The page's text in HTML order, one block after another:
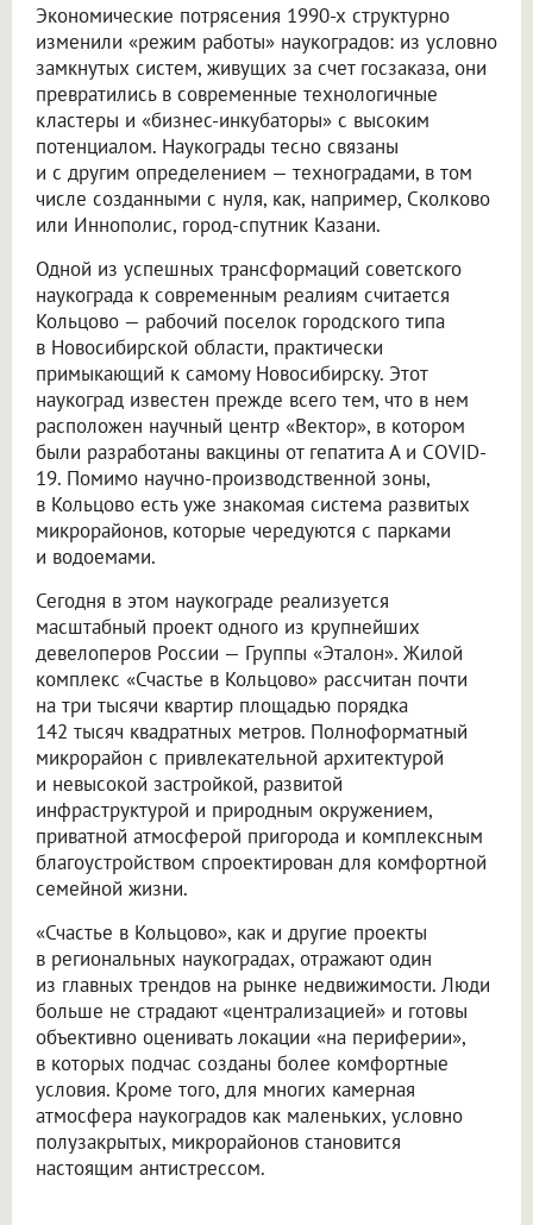
Экономические потрясения 1990-х структурно
изменили «режим работы» наукоградов: из условно
замкнутых систем, живущих за счет госзаказа, они
превратились в современные технологичные
кластеры и «бизнес-инкубаторы» с высоким
потенциалом. Наукограды тесно связаны
и с другим определением — техноградами, в том
числе созданными с нуля, как, например, Сколково
или Иннополис, город-спутник Казани.
Одной из успешных трансформаций советского
наукограда к современным реалиям считается
Кольцово — рабочий поселок городского типа
в Новосибирской области, практически
примыкающий к самому Новосибирску. Этот
наукоград известен прежде всего тем, что в нем
расположен научный центр «Вектор», в котором
были разработаны вакцины от гепатита А и COVID-
19. Помимо научно-производственной зоны,
в Кольцово есть уже знакомая система развитых
микрорайонов, которые чередуются с парками
и водоемами.
Сегодня в этом наукограде реализуется
масштабный проект одного из крупнейших
девелоперов России — Группы «Эталон». Жилой
комплекс «Счастье в Кольцово» рассчитан почти
на три тысячи квартир площадью порядка
142 тысяч квадратных метров. Полноформатный
микрорайон с привлекательной архитектурой
и невысокой застройкой, развитой
инфраструктурой и природным окружением,
приватной атмосферой пригорода и комплексным
благоустройством спроектирован для комфортной
семейной жизни.
«Счастье в Кольцово», как и другие проекты
в региональных наукоградах, отражают один
из главных трендов на рынке недвижимости. Люди
больше не страдают «централизацией» и готовы
объективно оценивать локации «на периферии»,
в которых подчас созданы более комфортные
условия. Кроме того, для многих камерная
атмосфера наукоградов как маленьких, условно
полузакрытых, микрорайонов становится
настоящим антистрессом.